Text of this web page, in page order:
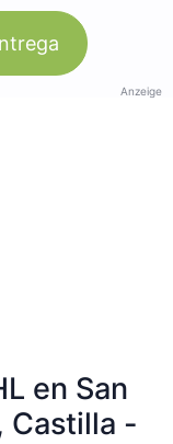
Anzeige
en San
Castilla -